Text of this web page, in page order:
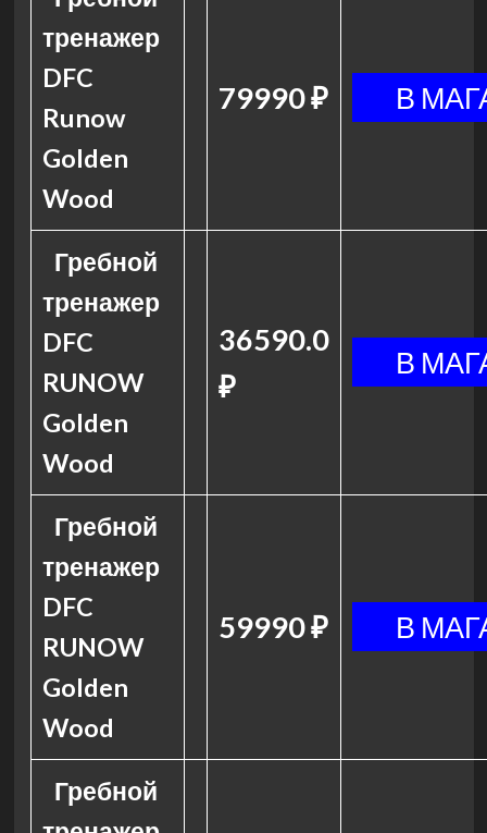
тренажер
DFC
Runow
Golden
Wood
79990 ₽
Гребной
тренажер
DFC
RUNOW
Golden
Wood
36590.0
₽
Гребной
тренажер
DFC
RUNOW
Golden
Wood
59990 ₽
Гребной